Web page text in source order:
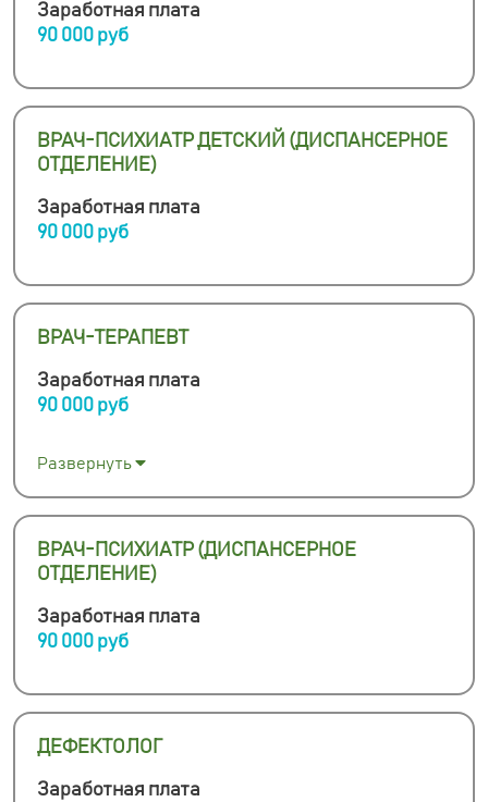
Заработная плата
90 000 руб
ВРАЧ-ПСИХИАТР ДЕТСКИЙ (ДИСПАНСЕРНОЕ
ОТДЕЛЕНИЕ)
Заработная плата
90 000 руб
ВРАЧ-ТЕРАПЕВТ
Заработная плата
90 000 руб
Развернуть
ВРАЧ-ПСИХИАТР (ДИСПАНСЕРНОЕ
ОТДЕЛЕНИЕ)
Заработная плата
90 000 руб
ДЕФЕКТОЛОГ
Заработная плата